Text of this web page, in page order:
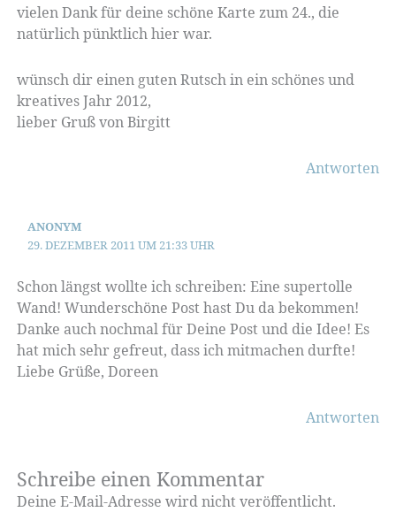
vielen Dank für deine schöne Karte zum 24., die
natürlich pünktlich hier war.
wünsch dir einen guten Rutsch in ein schönes und
kreatives Jahr 2012,
lieber Gruß von Birgitt
Antworten
ANONYM
29. DEZEMBER 2011 UM 21:33 UHR
Schon längst wollte ich schreiben: Eine supertolle
Wand! Wunderschöne Post hast Du da bekommen!
Danke auch nochmal für Deine Post und die Idee! Es
hat mich sehr gefreut, dass ich mitmachen durfte!
Liebe Grüße, Doreen
Antworten
Schreibe einen Kommentar
Deine E-Mail-Adresse wird nicht veröffentlicht.